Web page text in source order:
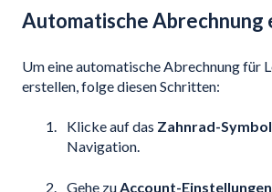
Automatische Abrechnung
Um eine automatische Abrechnung für
erstellen, folge diesen Schritten:
Klicke auf das Zahnrad-Symbol
Navigation.
Gehe zu Account-Einstellungen